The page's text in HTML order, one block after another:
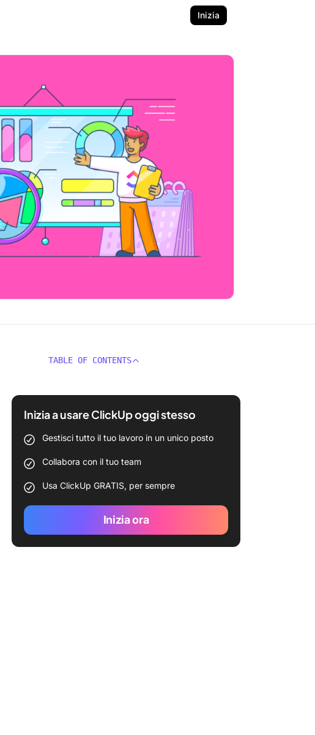
Inizia
TABLE OF CONTENTS
Inizia a usare ClickUp oggi stesso
Gestisci tutto il tuo lavoro in un unico posto
Collabora con il tuo team
Usa ClickUp GRATIS, per sempre
Inizia ora